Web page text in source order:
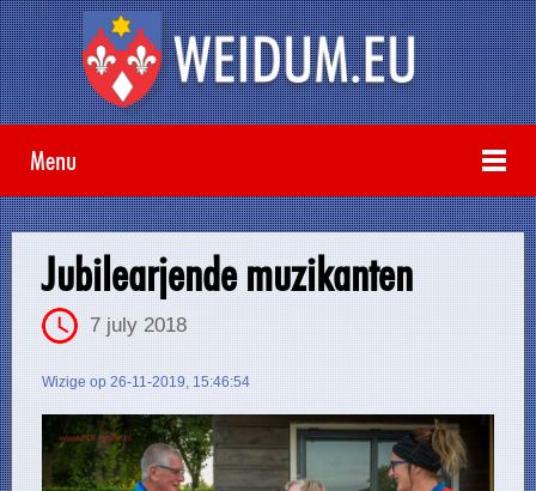
Menu
Jubilearjende muzikanten
7 july 2018
Wizige op 26-11-2019, 15:46:54